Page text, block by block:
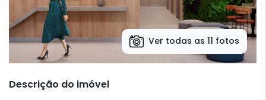
Ver todas as 11 fotos
Descrição do imóvel